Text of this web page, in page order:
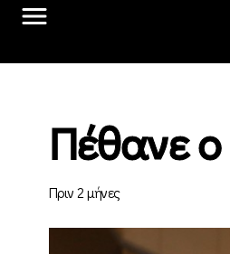
Πέθανε ο
Πριν 2 μήνες